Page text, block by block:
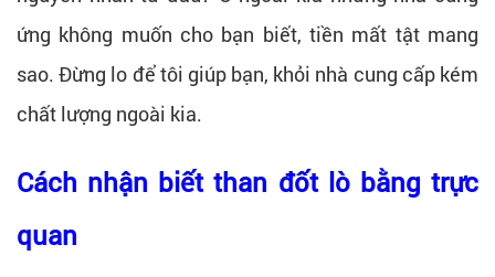
ứng không muốn cho bạn biết, tiền mất tật mang
sao. Đừng lo để tôi giúp bạn, khỏi nhà cung cấp kém
chất lượng ngoài kia.
Cách nhận biết than đốt lò bằng trực
quan